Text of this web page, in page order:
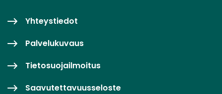
Yhteystiedot
Palvelukuvaus
Tietosuojailmoitus
Saavutettavuusseloste